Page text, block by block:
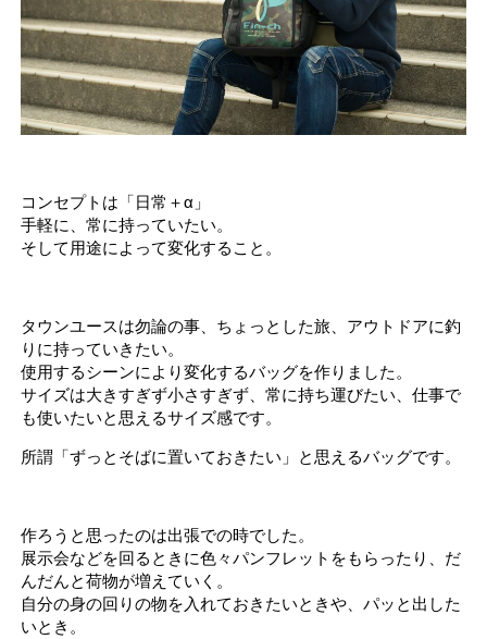
コンセプトは「日常＋α」
手軽に、常に持っていたい。
そして用途によって変化すること。
タウンユースは勿論の事、ちょっとした旅、アウトドアに釣
りに持っていきたい。
使用するシーンにより変化するバッグを作りました。
サイズは大きすぎず小さすぎず、常に持ち運びたい、仕事で
も使いたいと思えるサイズ感です。
所謂「ずっとそばに置いておきたい」と思えるバッグです。
作ろうと思ったのは出張での時でした。
展示会などを回るときに色々パンフレットをもらったり、だ
んだんと荷物が増えていく。
自分の身の回りの物を入れておきたいときや、パッと出した
いとき。